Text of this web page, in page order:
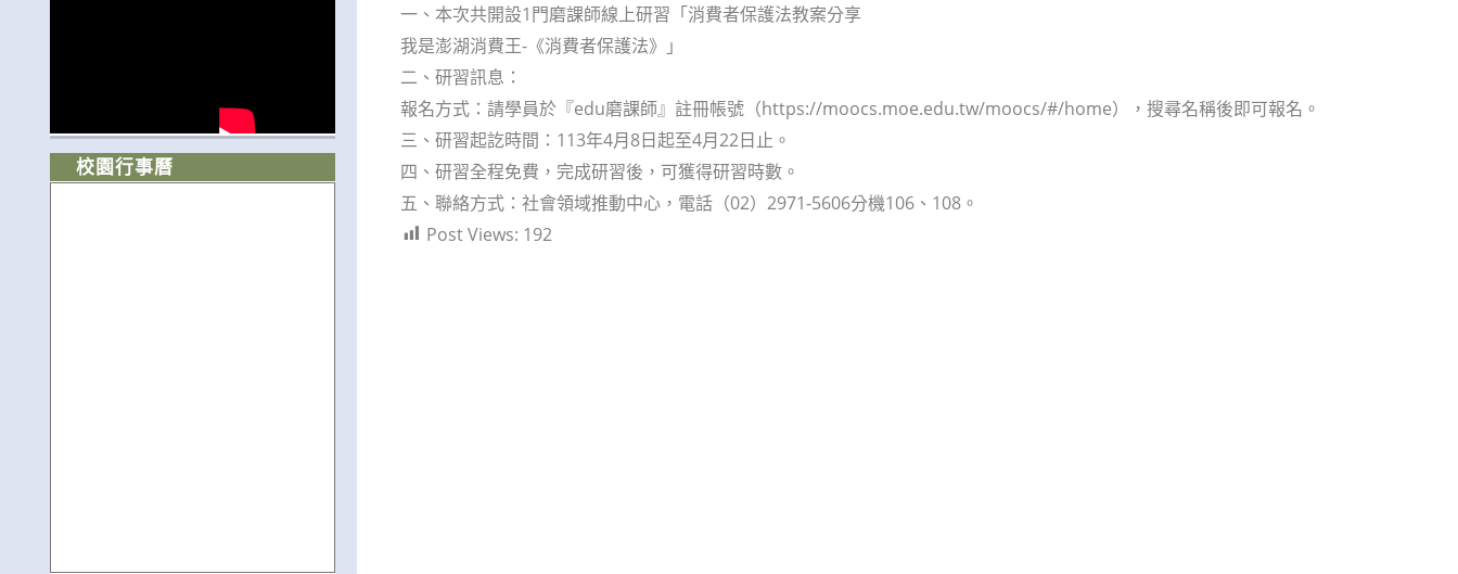
一、本次共開設1門磨課師線上研習「消費者保護法教案分享
我是澎湖消費王-《消費者保護法》」
二、研習訊息：
報名方式：請學員於『edu磨課師』註冊帳號（https://moocs.moe.edu.tw/moocs/#/home），搜尋名稱後即可報名。
三、研習起訖時間：113年4月8日起至4月22日止。
四、研習全程免費，完成研習後，可獲得研習時數。
五、聯絡方式：社會領域推動中心，電話（02）2971-5606分機106、108。
Post Views: 192
校園行事曆